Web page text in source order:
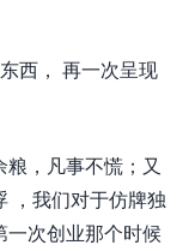
西， 再一次呈现
，凡事不慌；又
，我们对于仿牌独
一次创业那个时候